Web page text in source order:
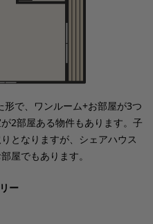
形で、ワンルーム+お部屋が3つ
2部屋ある物件もあります。子
となりますが、シェアハウス
屋でもあります。
ー